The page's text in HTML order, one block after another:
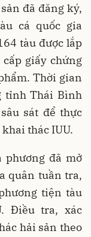
đã đăng ký,
cá quốc gia
tàu được lắp
giấy chứng
Thời gian
tỉnh Thái Bình
sát để thực
thác IUU.
phương đã mở
quân tuần tra,
tiện tàu
Điều tra, xác
hải sản theo